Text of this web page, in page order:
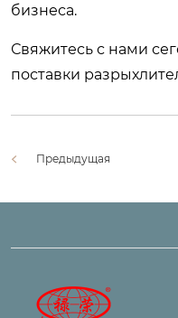
бизнеса.
Свяжитесь с нами
поставки
Предыдущая